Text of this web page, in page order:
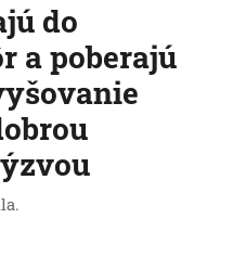
do
a poberajú